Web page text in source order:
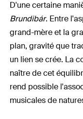
D'une certaine
Brundibár. Entre
grand-mère et la
plan, gravité que
un lien se crée. La
naître de cet
rend possible
musicales de